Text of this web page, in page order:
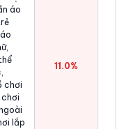
áo
chơi
lắp
11.0%